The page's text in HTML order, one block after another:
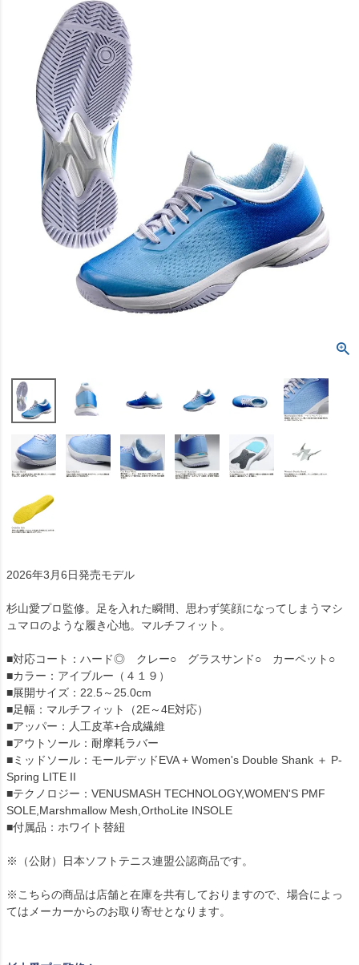
2026年3月6日発売モデル
杉山愛プロ監修。足を入れた瞬間、思わず笑顔になってしまうマシ
ュマロのような履き心地。マルチフィット。
■対応コート：ハード◎ クレー○ グラスサンド○ カーペット○
■カラー：アイブルー（４１９）
■展開サイズ：22.5～25.0cm
■足幅：マルチフィット（2E～4E対応）
■アッパー：人工皮革+合成繊維
■アウトソール：耐摩耗ラバー
■ミッドソール：モールデッドEVA + Women's Double Shank ＋ P-
Spring LITE II
■テクノロジー：VENUSMASH TECHNOLOGY,WOMEN'S PMF
SOLE,Marshmallow Mesh,OrthoLite INSOLE
■付属品：ホワイト替紐
※（公財）日本ソフトテニス連盟公認商品です。
※こちらの商品は店舗と在庫を共有しておりますので、場合によっ
てはメーカーからのお取り寄せとなります。